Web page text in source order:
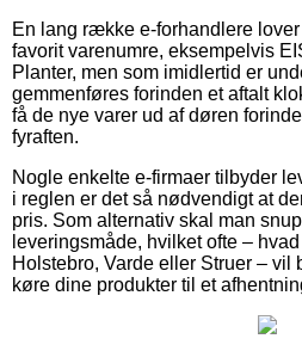
En lang række e-forhandlere
favorit varenumre, eksempelvis
Planter, men som imidlertid er
gemmenføres forinden et aftalt
få de nye varer ud af døren
fyraften.
Nogle enkelte e-firmaer tilbyder
i reglen er det så nødvendigt at
pris. Som alternativ skal man
leveringsmåde, hvilket ofte –
Holstebro, Varde eller Struer – vil
køre dine produkter til et